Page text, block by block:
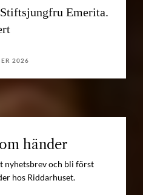
Emerita.
2026
händer
nyhetsbrev och bli först
hos Riddarhuset.